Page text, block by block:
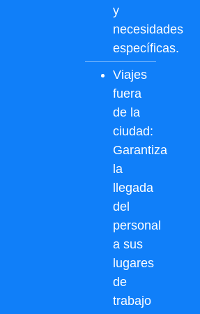
y
necesidades
específicas.
Viajes
fuera
de la
ciudad:
Garantiza
la
llegada
del
personal
a sus
lugares
de
trabajo